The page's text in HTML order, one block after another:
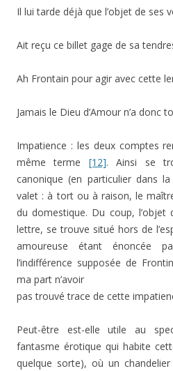
Il lui tarde déjà que l’objet de ses
Ait reçu ce billet gage de sa
Ah Frontain pour agir avec cette
Jamais le Dieu d’Amour n’a donc
Impatience : les deux comptes
même terme [12]. Ainsi se
canonique (en particulier dans
valet : à tort ou à raison, le
du domestique. Du coup, l’objet
lettre, se trouve situé hors de
amoureuse étant énoncée
l’indifférence supposée de
ma part n’avoir
pas trouvé trace de cette
Peut-être est-elle utile au
fantasme érotique qui habite
quelque sorte), où un